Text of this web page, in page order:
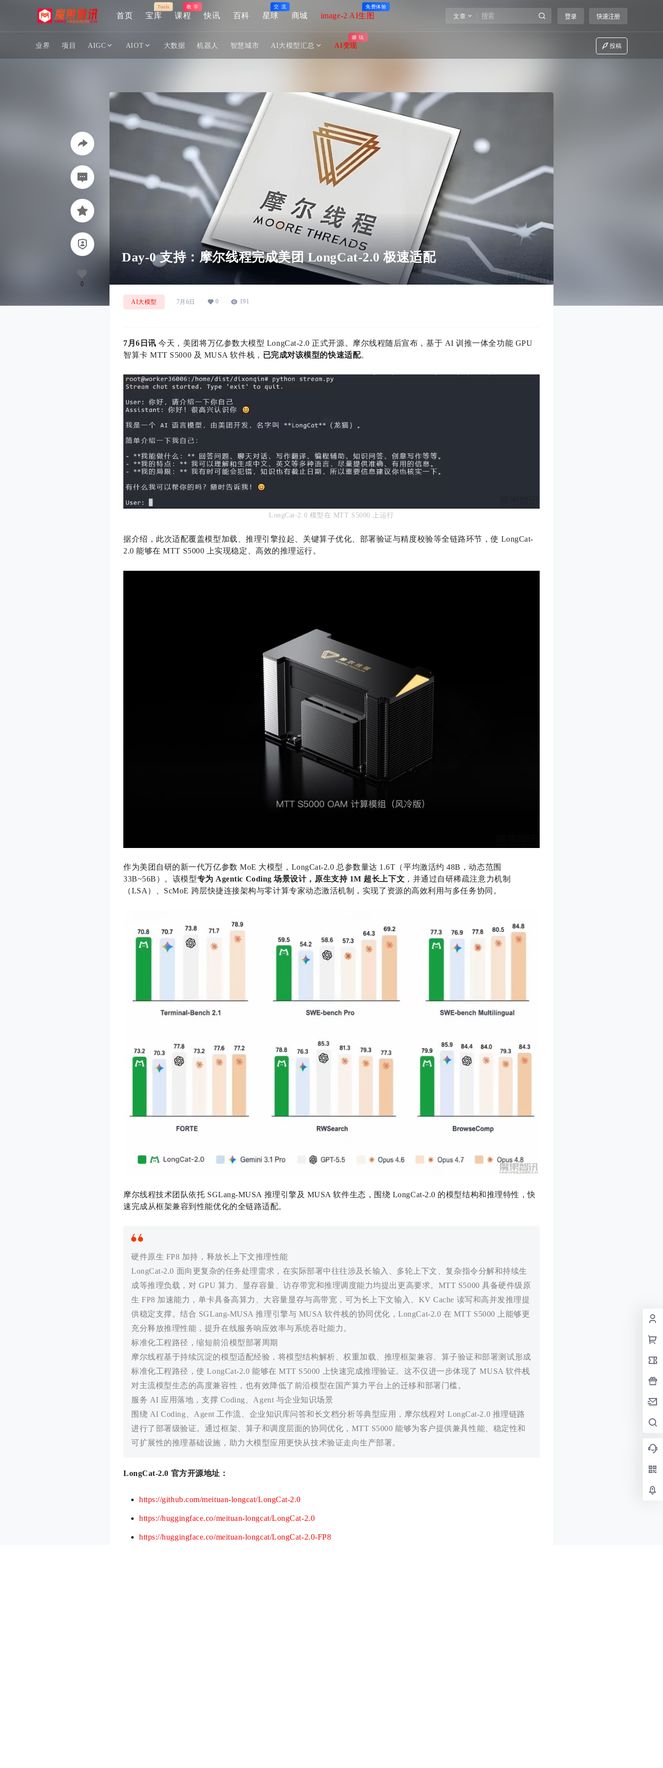
首页 宝库
Tools
课程
教 学
快讯 百科 星球
交 流
商城 image-2 AI生图
免费体验
文章 登录 快速注册
业界 项目 AIGC AIOT 大数据 机器人 智慧城市 AI大模型汇总 AI变现
赚 钱
投稿
Day-0 支持：摩尔线程完成美团 LongCat-2.0 极速适配
AI大模型 7月6日 0 191
7月6日讯今天，美团将万亿参数大模型 LongCat-2.0 正式开源。摩尔线程随后宣布，基于 AI 训推一体全功能 GPU
智算卡 MTT S5000 及 MUSA 软件栈， 已完成对该模型的快速适配。
LongCat-2.0 模型在 MTT S5000 上运行
据介绍，此次适配覆盖模型加载、推理引擎拉起、关键算子优化、部署验证与精度校验等全链路环节，使 LongCat-
2.0 能够在 MTT S5000 上实现稳定、高效的推理运行。
作为美团自研的新一代万亿参数 MoE 大模型，LongCat-2.0 总参数量达 1.6T（平均激活约 48B，动态范围
33B~56B）。该模型专为 Agentic Coding 场景设计，原生支持 1M 超长上下文 ，并通过自研稀疏注意力机制
（LSA）、ScMoE 跨层快捷连接架构与零计算专家动态激活机制，实现了资源的高效利用与多任务协同。
摩尔线程技术团队依托 SGLang-MUSA 推理引擎及 MUSA 软件生态，围绕 LongCat-2.0 的模型结构和推理特性，快
速完成从框架兼容到性能优化的全链路适配。
硬件原生 FP8 加持，释放长上下文推理性能
LongCat-2.0 面向更复杂的任务处理需求，在实际部署中往往涉及长输入、多轮上下文、复杂指令分解和持续生
成等推理负载，对 GPU 算力、显存容量、访存带宽和推理调度能力均提出更高要求。MTT S5000 具备硬件级原
生 FP8 加速能力，单卡具备高算力、大容量显存与高带宽，可为长上下文输入、KV Cache 读写和高并发推理提
供稳定支撑。结合 SGLang-MUSA 推理引擎与 MUSA 软件栈的协同优化，LongCat-2.0 在 MTT S5000 上能够更
充分释放推理性能，提升在线服务响应效率与系统吞吐能力。
标准化工程路径，缩短前沿模型部署周期
摩尔线程基于持续沉淀的模型适配经验，将模型结构解析、权重加载、推理框架兼容、算子验证和部署测试形成
标准化工程路径，使 LongCat-2.0 能够在 MTT S5000 上快速完成推理验证。这不仅进一步体现了 MUSA 软件栈
对主流模型生态的高度兼容性，也有效降低了前沿模型在国产算力平台上的迁移和部署门槛。
服务 AI 应用落地，支撑 Coding、Agent 与企业知识场景
围绕 AI Coding、Agent 工作流、企业知识库问答和长文档分析等典型应用，摩尔线程对 LongCat-2.0 推理链路
进行了部署级验证。通过框架、算子和调度层面的协同优化，MTT S5000 能够为客户提供兼具性能、稳定性和
可扩展性的推理基础设施，助力大模型应用更快从技术验证走向生产部署。
LongCat-2.0 官方开源地址：
https://github.com/meituan-longcat/LongCat-2.0
https://huggingface.co/meituan-longcat/LongCat-2.0
https://huggingface.co/meituan-longcat/LongCat-2.0-FP8
0